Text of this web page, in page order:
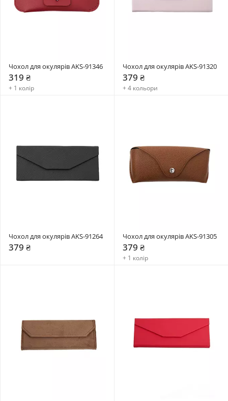
Чохол для окулярів AKS-91346
319 ₴
+ 1 колір
Чохол для окулярів AKS-91320
379 ₴
+ 4 кольори
Чохол для окулярів AKS-91264
379 ₴
Чохол для окулярів AKS-91305
379 ₴
+ 1 колір